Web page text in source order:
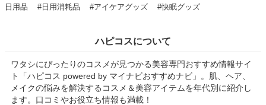
日用品
#日用消耗品 #アイケアグッズ #快眠グッズ
ハピコスについて
ワタシにぴったりのコスメが見つかる美容専門おすすめ情報サイ
ト「ハピコス powered by マイナビおすすめナビ」。肌、ヘア、
メイクの悩みを解決するコスメ＆美容アイテムを年代別に紹介し
ます。口コミやお役立ち情報も満載！